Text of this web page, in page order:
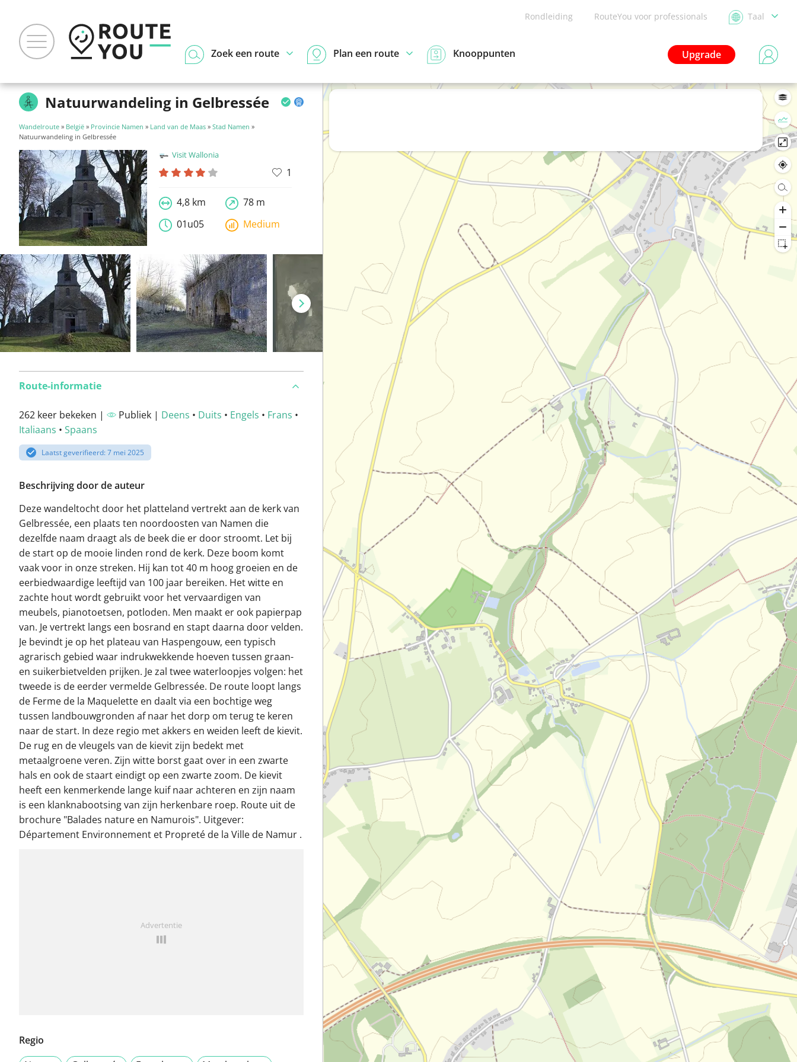
Rondleiding RouteYou voor professionals Taal
Upgrade
Zoek een route Plan een route Knooppunten
Natuurwandeling in Gelbressée
Wandelroute » België » Provincie Namen » Land van de Maas » Stad Namen »
Natuurwandeling in Gelbressée
Visit Wallonia
1
4,8 km
78 m
01u05
Medium
Route-informatie
262 keer bekeken | Publiek | Deens • Duits • Engels • Frans •
Italiaans • Spaans
Laatst geverifieerd: 7 mei 2025
Beschrijving door de auteur
Deze wandeltocht door het platteland vertrekt aan de kerk van
Gelbressée, een plaats ten noordoosten van Namen die
dezelfde naam draagt als de beek die er door stroomt. Let bij
de start op de mooie linden rond de kerk. Deze boom komt
vaak voor in onze streken. Hij kan tot 40 m hoog groeien en de
eerbiedwaardige leeftijd van 100 jaar bereiken. Het witte en
zachte hout wordt gebruikt voor het vervaardigen van
meubels, pianotoetsen, potloden. Men maakt er ook papierpap
van. Je vertrekt langs een bosrand en stapt daarna door velden.
Je bevindt je op het plateau van Haspengouw, een typisch
agrarisch gebied waar indrukwekkende hoeven tussen graan-
en suikerbietvelden prijken. Je zal twee waterloopjes volgen: het
tweede is de eerder vermelde Gelbressée. De route loopt langs
de Ferme de la Maquelette en daalt via een bochtige weg
tussen landbouwgronden af naar het dorp om terug te keren
naar de start. In deze regio met akkers en weiden leeft de kievit.
De rug en de vleugels van de kievit zijn bedekt met
metaalgroene veren. Zijn witte borst gaat over in een zwarte
hals en ook de staart eindigt op een zwarte zoom. De kievit
heeft een kenmerkende lange kuif naar achteren en zijn naam
is een klanknabootsing van zijn herkenbare roep. Route uit de
brochure "Balades nature en Namurois". Uitgever:
Département Environnement et Propreté de la Ville de Namur .
Advertentie
Regio